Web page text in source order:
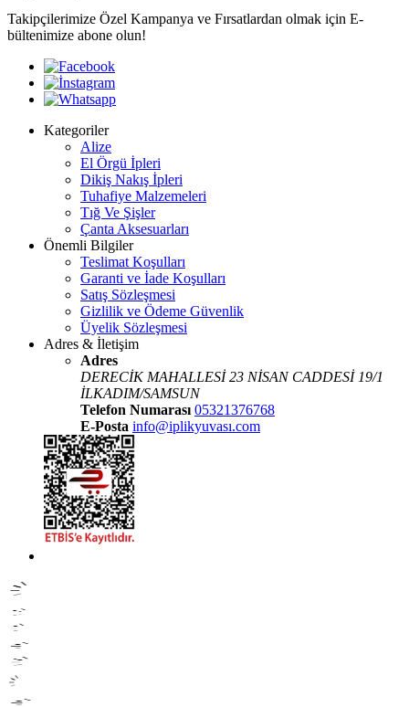
Takipçilerimize Özel Kampanya ve Fırsatlardan olmak için E-
bültenimize abone olun!
Kategoriler
Alize
El Örgü İpleri
Dikiş Nakış İpleri
Tuhafiye Malzemeleri
Tığ Ve Şişler
Çanta Aksesuarları
Önemli Bilgiler
Teslimat Koşulları
Garanti ve İade Koşulları
Satış Sözleşmesi
Gizlilik ve Ödeme Güvenlik
Üyelik Sözleşmesi
Adres & İletişim
Adres
DERECİK MAHALLESİ 23 NİSAN CADDESİ 19/1
İLKADIM/SAMSUN
Telefon Numarası 05321376768
E-Posta info@iplikyuvası.com